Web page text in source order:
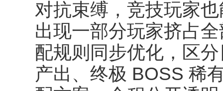
对抗束缚，竞技玩家
出现一部分玩家挤占
配规则同步优化，区
产出、终极 BOSS 稀